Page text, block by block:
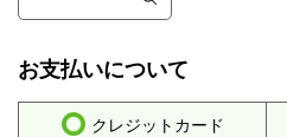
お支払いについて
クレジットカード